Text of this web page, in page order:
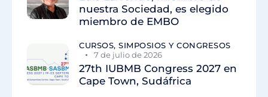
nuestra Sociedad, es elegido
miembro de EMBO
CURSOS, SIMPOSIOS Y CONGRESOS
7 de julio de 2026
27th IUBMB Congress 2027 en
Cape Town, Sudáfrica